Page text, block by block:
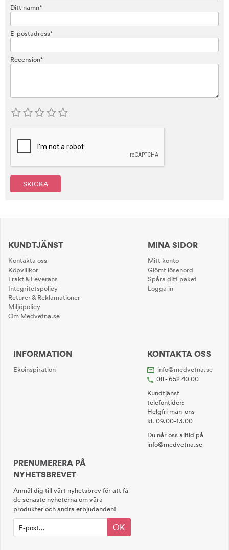
Ditt namn*
E-postadress*
Recension*
SKICKA
KUNDTJÄNST
Kontakta oss
Köpvillkor
Frakt & Leverans
Integritetspolicy
Returer & Reklamationer
Miljöpolicy
Om Medvetna.se
MINA SIDOR
Mitt konto
Glömt lösenord
Spåra ditt paket
Logga in
INFORMATION
Ekoinspiration
KONTAKTA OSS
info@medvetna.se
08 - 652 40 00
Kundtjänst
telefontider:
Helgfri mån-ons
kl. 09.00-13.00
Du når oss alltid på
info@medvetna.se
PRENUMERERA PÅ
NYHETSBREVET
Anmäl dig till vårt nyhetsbrev för att få
de senaste nyheterna om våra
produkter och andra erbjudanden!
OK